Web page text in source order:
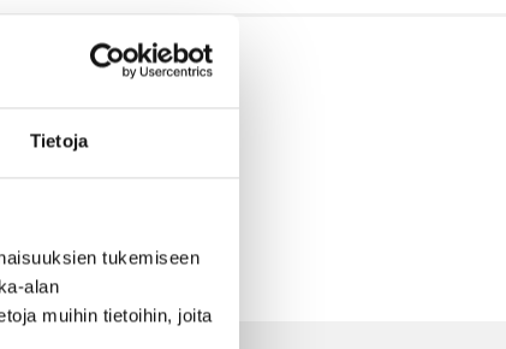
Tietoja
tukemiseen
alan
muihin tietoihin, joita